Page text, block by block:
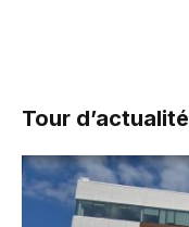
Tour d’actualité